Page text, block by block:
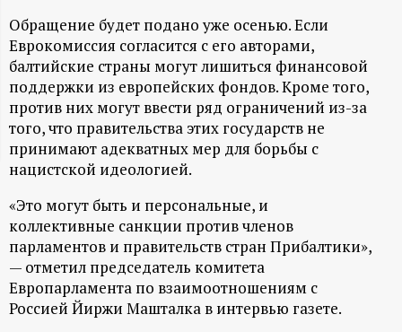
р
м
а
ц
и
о
н
Обращение будет подано уже осенью. Если
Еврокомиссия согласится с его авторами,
балтийские страны могут лишиться финансовой
поддержки из европейских фондов. Кроме того,
против них могут ввести ряд ограничений из-за
того, что правительства этих государств не
принимают адекватных мер для борьбы с
нацистской идеологией.
«Это могут быть и персональные, и
коллективные санкции против членов
парламентов и правительств стран Прибалтики»,
— отметил председатель комитета
Европарламента по взаимоотношениям с
Россией Йиржи Машталка в интервью газете.